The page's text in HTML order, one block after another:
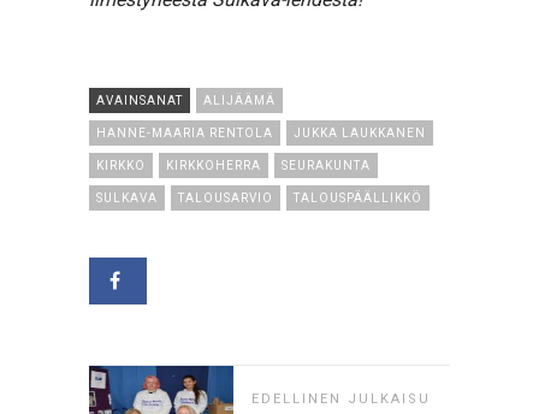
AVAINSANAT ALIJÄÄMÄ
HANNE-MAARIA RENTOLA JUKKA LAUKKANEN
KIRKKO KIRKKOHERRA SEURAKUNTA
SULKAVA TALOUSARVIO TALOUSPÄÄLLIKKÖ
EDELLINEN JULKAISU